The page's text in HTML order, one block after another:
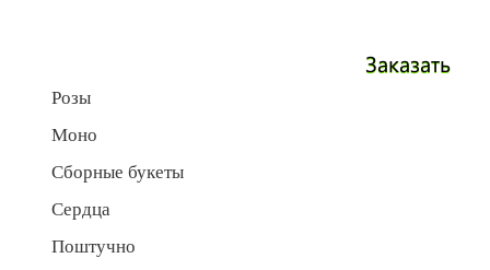
Заказать
Розы
Моно
Сборные букеты
Сердца
Поштучно